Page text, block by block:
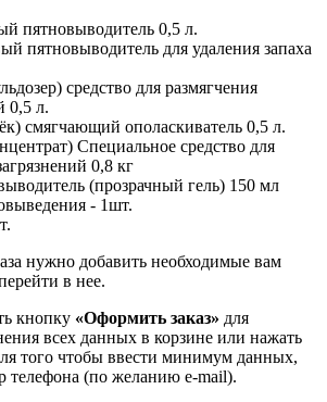
пятновыводитель 0,5 л.
пятновыводитель для удаления запаха
средство для размягчения
0,5 л.
смягчающий ополаскиватель 0,5 л.
Специальное средство для
0,8 кг
(прозрачный гель) 150 мл
- 1шт.
нужно добавить необходимые вам
в нее.
кнопку «Оформить заказ» для
всех данных в корзине или нажать
того чтобы ввести минимум данных,
(по желанию e-mail).